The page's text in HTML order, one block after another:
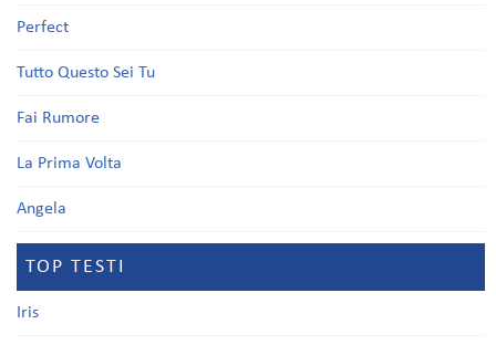
Perfect
Tutto Questo Sei Tu
Fai Rumore
La Prima Volta
Angela
TOP TESTI
Iris